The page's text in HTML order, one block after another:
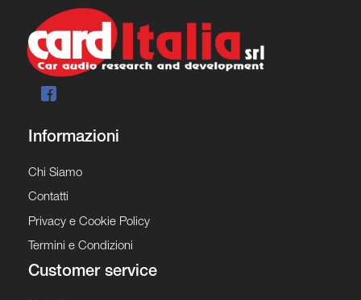
Informazioni
Chi Siamo
Contatti
Privacy e Cookie Policy
Termini e Condizioni
Customer service